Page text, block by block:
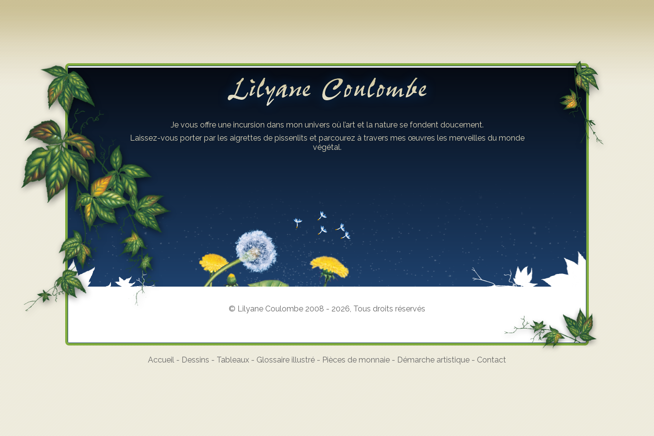
Je vous offre une incursion dans mon univers où l’art et la nature se fondent doucement.
Laissez-vous porter par les aigrettes de pissenlits et parcourez à travers mes œuvres les merveilles du monde
végétal.
© Lilyane Coulombe 2008 - 2026, Tous droits réservés
Accueil-Dessins-Tableaux-Glossaire illustré-Pièces de monnaie-Démarche artistique-Contact